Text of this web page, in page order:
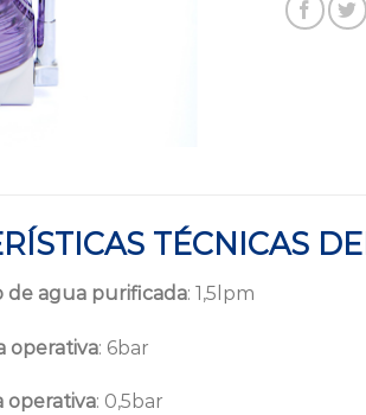
TÉCNICAS
de agua purificada: 1,5lpm
operativa: 6bar
operativa: 0,5bar